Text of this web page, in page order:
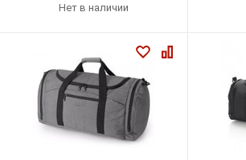
Нет в наличии